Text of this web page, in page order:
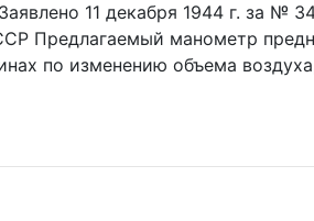
11 декабря 1944 г. за №
Предлагаемый манометр
по изменению объема